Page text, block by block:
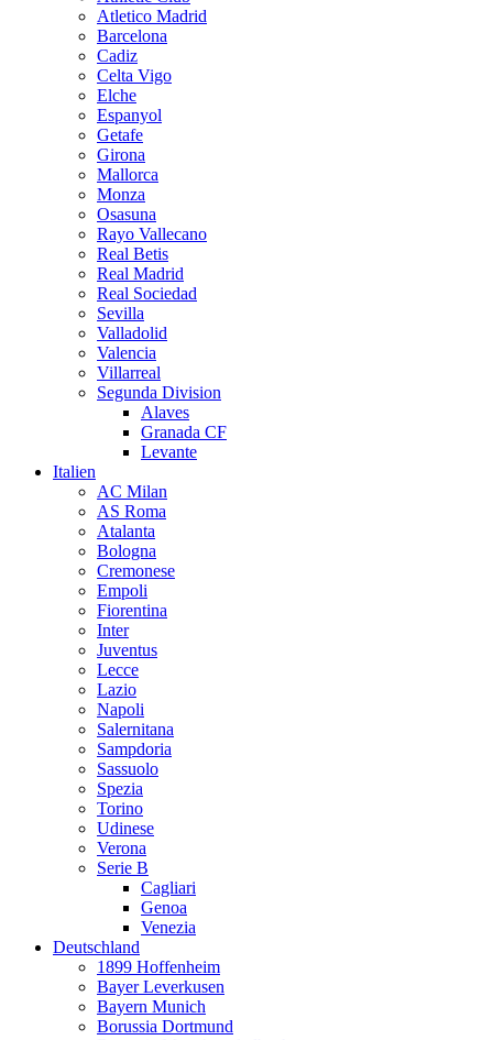
Atletico Madrid
Barcelona
Cadiz
Celta Vigo
Elche
Espanyol
Getafe
Girona
Mallorca
Monza
Osasuna
Rayo Vallecano
Real Betis
Real Madrid
Real Sociedad
Sevilla
Valladolid
Valencia
Villarreal
Segunda Division
Alaves
Granada CF
Levante
Italien
AC Milan
AS Roma
Atalanta
Bologna
Cremonese
Empoli
Fiorentina
Inter
Juventus
Lecce
Lazio
Napoli
Salernitana
Sampdoria
Sassuolo
Spezia
Torino
Udinese
Verona
Serie B
Cagliari
Genoa
Venezia
Deutschland
1899 Hoffenheim
Bayer Leverkusen
Bayern Munich
Borussia Dortmund